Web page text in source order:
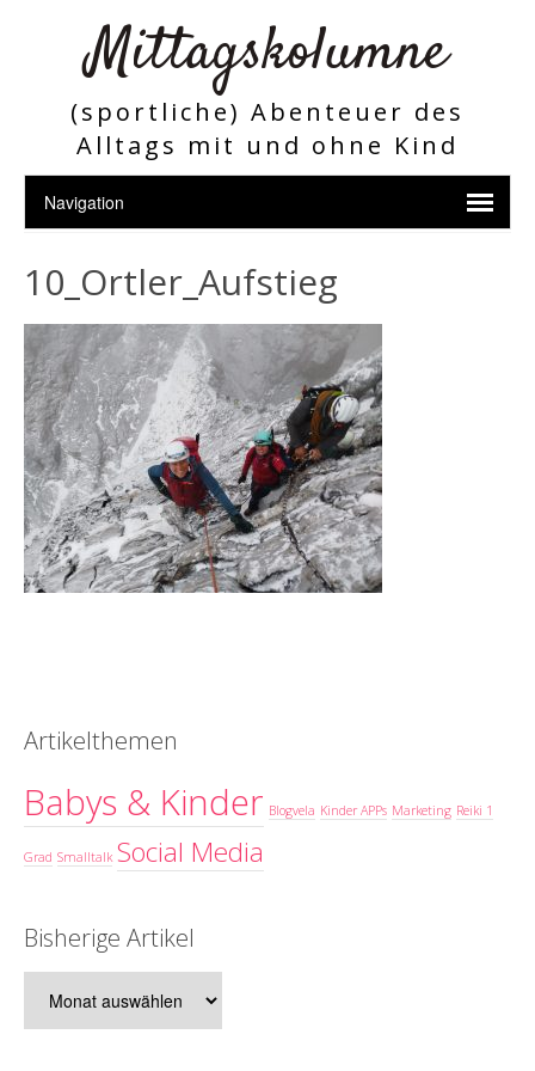
Mittagskolumne
(sportliche) Abenteuer des
Alltags mit und ohne Kind
10_Ortler_Aufstieg
Artikelthemen
Babys & Kinder Blogvela Kinder APPs Marketing Reiki 1
Grad Smalltalk Social Media
Bisherige Artikel
Artikel